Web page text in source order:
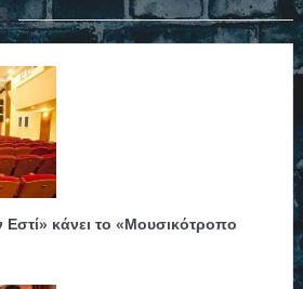
κάνει το «Μουσικότροπο